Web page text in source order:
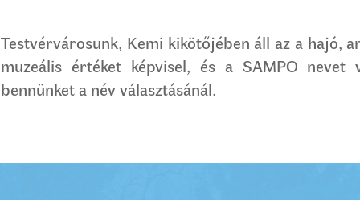
Testvérvárosunk, Kemi kikötőjében áll az a hajó,
muzeális értéket képvisel, és a SAMPO
bennünket a név választásánál.